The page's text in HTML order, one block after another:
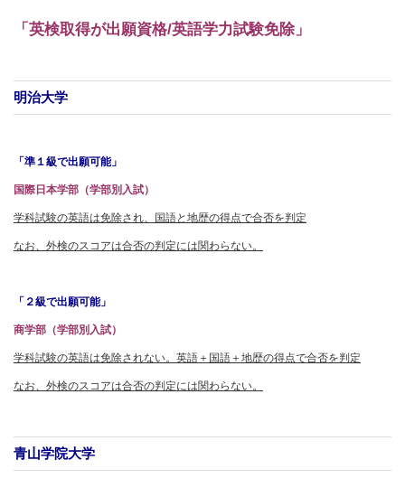
「英検取得が出願資格/英語学力試験免除」
明治大学
「準１級で出願可能」
国際日本学部（学部別入試）
学科試験の英語は免除され、国語と地歴の得点で合否を判定
なお、外検のスコアは合否の判定には関わらない。
「２級で出願可能」
商学部（学部別入試）
学科試験の英語は免除されない。英語＋国語＋地歴の得点で合否を判定
なお、外検のスコアは合否の判定には関わらない。
青山学院大学